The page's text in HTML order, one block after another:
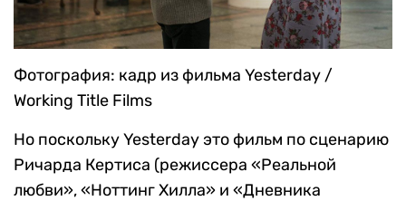
Фотография: кадр из фильма Yesterday /
Working Title Films
Но поскольку Yesterday это фильм по сценарию
Ричарда Кертиса (режиссера «Реальной
любви», «Ноттинг Хилла» и «Дневника